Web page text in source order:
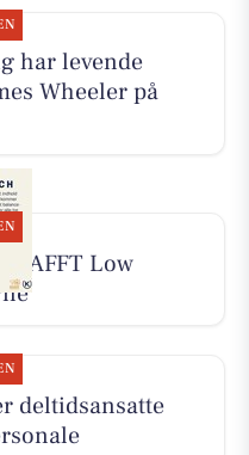
har levende
Wheeler på
Low
deltidsansatte